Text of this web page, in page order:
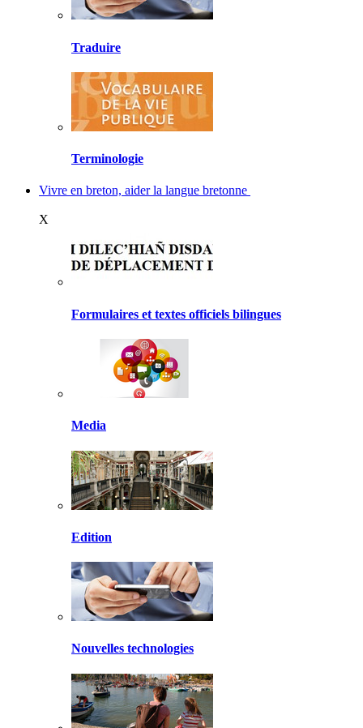
Traduire
Terminologie
Vivre en breton, aider la langue bretonne
X
Formulaires et textes officiels bilingues
Media
Edition
Nouvelles technologies